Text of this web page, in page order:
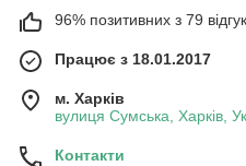
96% позитивних з 79
Працює з 18.01.2017
м. Харків
вулиця Сумська, Харків,
Контакти